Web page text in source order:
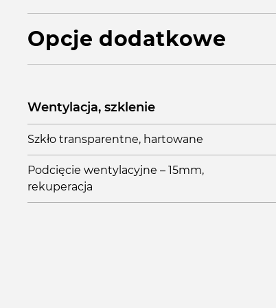
Opcje dodatkowe
Wentylacja, szklenie
Szkło transparentne, hartowane
Podcięcie wentylacyjne – 15mm,
rekuperacja